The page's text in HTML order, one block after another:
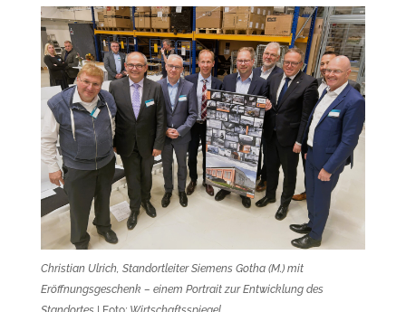
Christian Ulrich, Standortleiter Siemens Gotha (M.) mit
Eröffnungsgeschenk – einem Portrait zur Entwicklung des